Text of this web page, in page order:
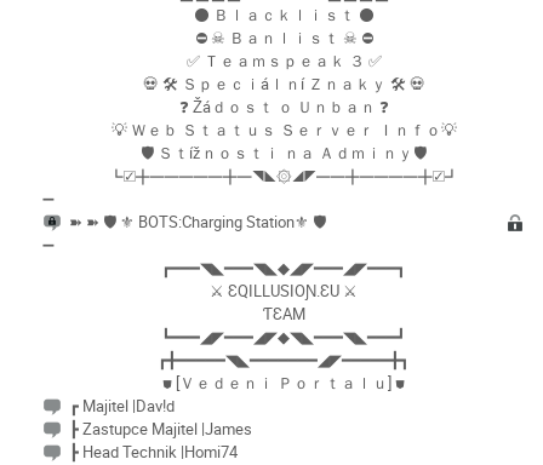
⚫️ Ｂｌａｃｋｌｉｓｔ ⚫️
⛔ ☠ Ｂａｎｌｉｓｔ ☠ ⛔
✅ Ｔｅａｍｓｐｅａｋ ３ ✅
💀 🛠 Ｓｐｅｃｉáｌｎí Ｚｎａｋｙ 🛠 💀
❓ Žáｄｏｓｔ ｏ Ｕｎｂａｎ ❓
💡 Ｗｅｂ Ｓｔａｔｕｓ Ｓｅｒｖｅｒ Ｉｎｆｏ💡
🛡 Ｓｔížｎｏｓｔｉ ｎａ Ａｄｍｉｎｙ🛡
┗☑╋━━━━━╋━◥◣۞◢◤━━╋━━━━╋☑┛
➖
➽ ➽ 🛡️ ⚜️ BOTS:Charging Station⚜️ 🛡️
➖
┏━━━◥◣━━━◥◣◆◢◤━━━◢◤━━━┓
⚔ ƐQILLUSIOƝ.ƐU ⚔
ƬƐAM
┗━━━◢◤━━━◢◤◆◥◣━━━◥◣━━━┛
┏╋━━━━━◥◣━━━━━━━◢◤━━━━━╋┓
⛊ [Ｖｅｄｅｎｉ Ｐｏｒｔａｌｕ] ⛊
┏ Majitel |Dav!d
┣ Zastupce Majitel |James
┣ Head Technik |Homi74